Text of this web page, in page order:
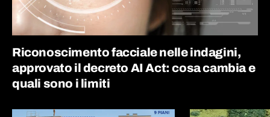
Riconoscimento facciale nelle indagini,
approvato il decreto AI Act: cosa cambia e
quali sono i limiti